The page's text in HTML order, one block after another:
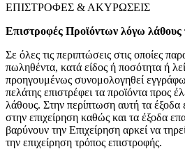
ΕΠΙΣΤΡΟΦΕΣ & ΑΚΥΡΩΣΕΙΣ
Επιστροφές Προϊόντων λόγω
Σε όλες τις περιπτώσεις στις οποίες
πωληθέντα, κατά είδος ή ποσότητα ή
προηγουμένως συνομολογηθεί
πελάτης επιστρέφει τα προϊόντα προς
λάθους. Στην περίπτωση αυτή τα έξοδα
στην επιχείρηση καθώς και τα έξοδα
βαρύνουν την Επιχείρηση αρκεί να
την επιχείρηση τρόπος επιστροφής.